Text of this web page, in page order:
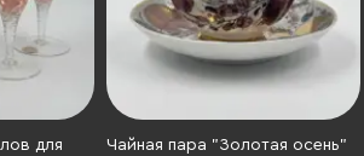
для
Чайная пара "Золотая осень"